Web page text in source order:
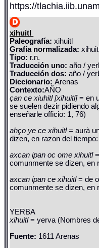
https://
xihuitl
Paleografía: xihuitl
Grafía normalizada: xihuitl
Tipo: r.n.
Traducción uno: año /
Traducción dos: año /
Diccionario:Arenas
Contexto:AÑO
çan ce xiuhitl [xihuitl]= en
se suelen dezir pidiendo
enseñarle officio: 1, 76)
ahço ye ce xihuitl= aurà
dizen, en razon del
axcan ipan oc ome xihuitl
comunmente se dizen, en
axcan ipan ce xihuitl= de
comunmente se dizen, en
YERBA
xihuitl= yerva (Nombres
Fuente: 1611 Arenas